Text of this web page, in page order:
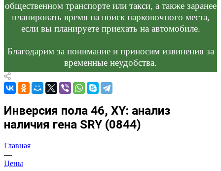
общественном транспорте или такси, а также заранее
планировать время на поиск парковочного места,
если вы планируете приехать на автомобиле.
Благодарим за понимание и приносим извинения за
временные неудобства.
Инверсия пола 46, XY: анализ
наличия гена SRY (0844)
Главная
—
Цены